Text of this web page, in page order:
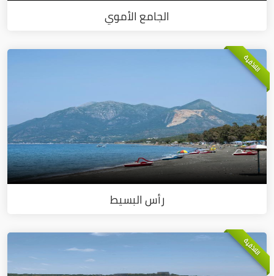
الجامع الأموي
اللاذقية
رأس البسيط
اللاذقية